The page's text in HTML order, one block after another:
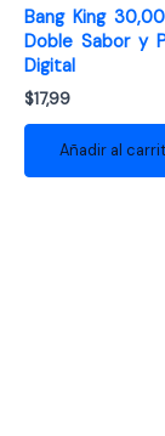
Bang King
Doble Sabor y
Digital
$17,99
Añadir al